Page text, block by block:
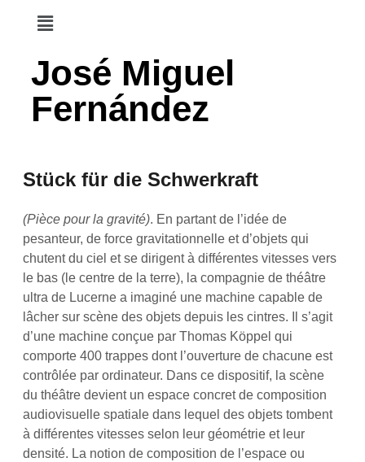
José Miguel
Fernández
Stück für die Schwerkraft
(Pièce pour la gravité). En partant de l’idée de
pesanteur, de force gravitationnelle et d’objets qui
chutent du ciel et se dirigent à différentes vitesses vers
le bas (le centre de la terre), la compagnie de théâtre
ultra de Lucerne a imaginé une machine capable de
lâcher sur scène des objets depuis les cintres. Il s’agit
d’une machine conçue par Thomas Köppel qui
comporte 400 trappes dont l’ouverture de chacune est
contrôlée par ordinateur. Dans ce dispositif, la scène
du théâtre devient un espace concret de composition
audiovisuelle spatiale dans lequel des objets tombent
à différentes vitesses selon leur géométrie et leur
densité. La notion de composition de l’espace ou